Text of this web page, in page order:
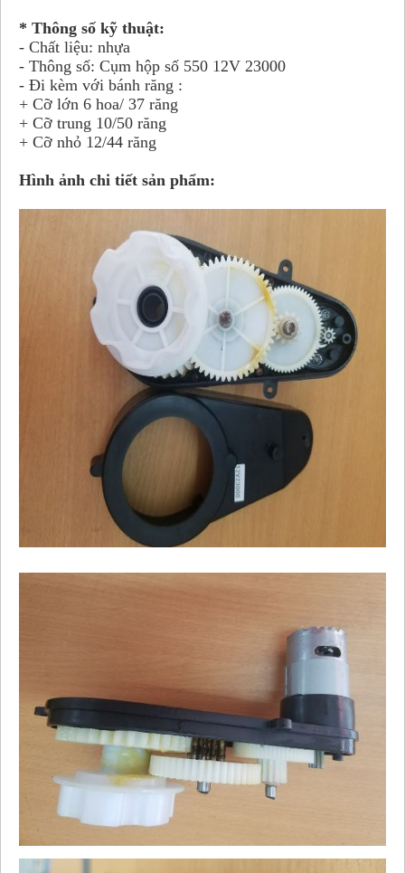
* Thông số kỹ thuật:
- Chất liệu: nhựa
- Thông số: Cụm hộp số 550 12V 23000
- Đi kèm với bánh răng :
+ Cỡ lớn 6 hoa/ 37 răng
+ Cỡ trung 10/50 răng
+ Cỡ nhỏ 12/44 răng
Hình ảnh chi tiết sản phẩm: